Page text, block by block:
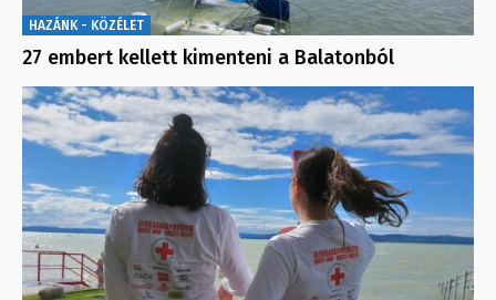
HAZÁNK - KÖZÉLET
27 embert kellett kimenteni a Balatonból